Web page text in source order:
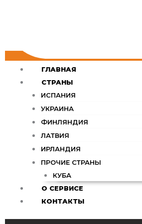
ГЛАВНАЯ
СТРАНЫ
ИСПАНИЯ
УКРАИНА
ФИНЛЯНДИЯ
ЛАТВИЯ
ИРЛАНДИЯ
ПРОЧИЕ СТРАНЫ
КУБА
О СЕРВИСЕ
КОНТАКТЫ